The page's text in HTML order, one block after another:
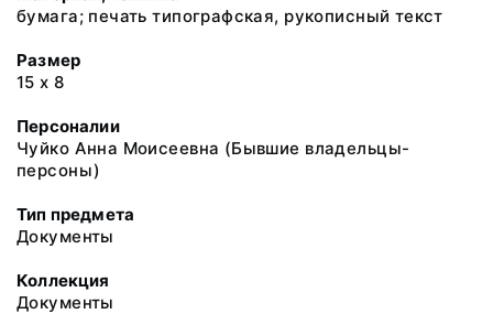
бумага; печать типографская, рукописный текст
Размер
15 х 8
Персоналии
Чуйко Анна Моисеевна (Бывшие владельцы-
персоны)
Тип предмета
Документы
Коллекция
Документы